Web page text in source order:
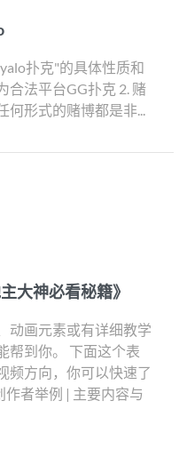
扑克"的具体性质和
合法平台GG扑克 2. 赌
何形式的赌博都是非...
大神必看秘籍》
动画元素或有详细教学
帮到你。 下面这个表
频方向，你可以快速了
者举例 | 主要内容与